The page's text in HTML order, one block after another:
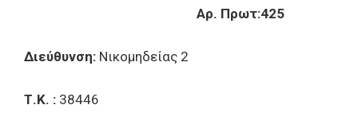
Αρ. Πρωτ:425
Διεύθυνση: Νικομηδείας 2
Τ.Κ. : 38446